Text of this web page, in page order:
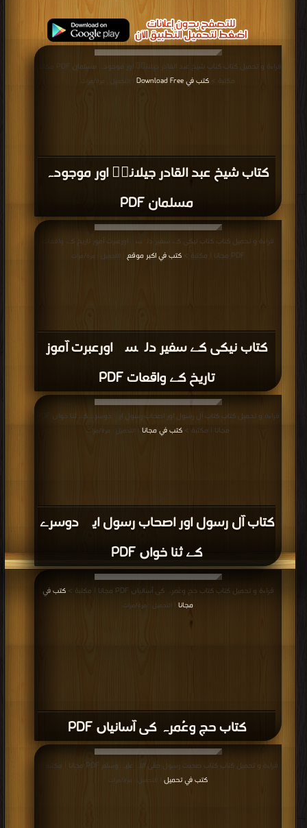
كتاب شیخ عبد القادر جیلانیؒ اور موجودہ
مسلمان PDF
قراءة و تحميل كتاب كتاب شیخ عبد القادر جیلانیؒ اور موجودہ مسلمان PDF مجانا |
مكتبة > كتب في Download Free | التحميل : مرة/مرات
كتاب نیکی کے سفیر دلچسپ اورعبرت آموز
تاریخ کے واقعات PDF
قراءة و تحميل كتاب كتاب نیکی کے سفیر دلچسپ اورعبرت آموز تاریخ کے واقعات
PDF مجانا | مكتبة >
كتب في اكبر موقع | التحميل : مرة/مرات
كتاب آل رسول اور اصحاب رسول ایک دوسرے
کے ثنا خواں PDF
مجانا | مكتبة > كتب في مجانا | التحميل : مرة/مرات
كتاب حج وعُمرہ کی آسانیاں PDF
قراءة و تحميل كتاب كتاب حج وعُمرہ کی آسانیاں PDF مجانا | مكتبة >
كتب في
مجانا | التحميل : مرة/مرات
قراءة و تحميل كتاب كتاب صحبت رسول صلى اللہ علیہ وسلم PDF مجانا | مكتبة >
كتب في تحميل
| التحميل : مرة/مرات